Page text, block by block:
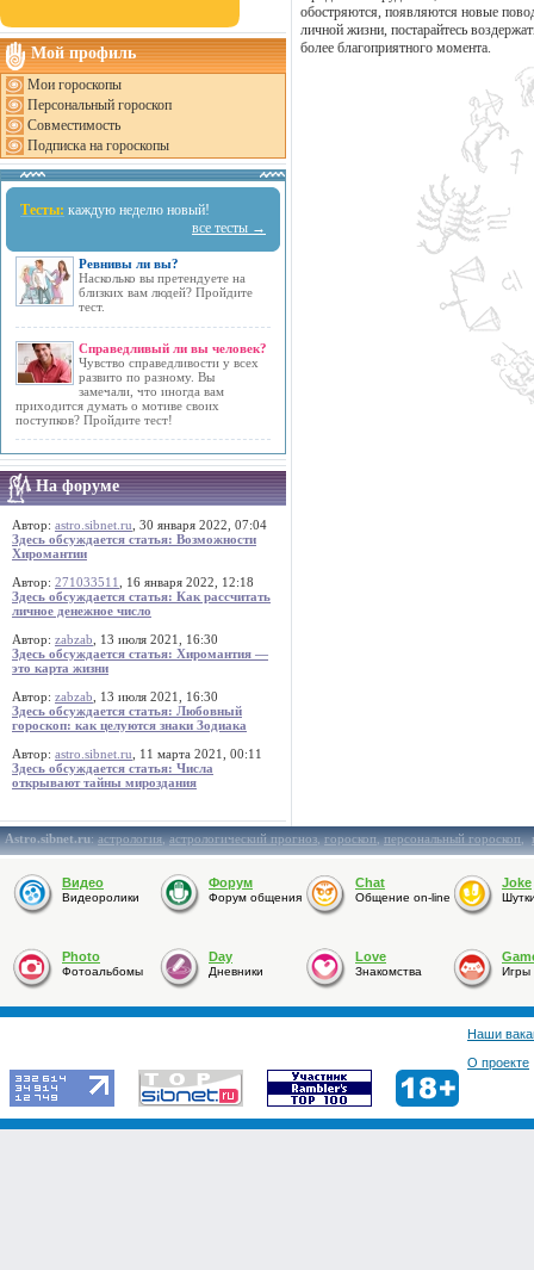
Мой профиль
Мои гороскопы
Персональный гороскоп
Совместимость
Подписка на гороскопы
Тесты: каждую неделю новый!
все тесты →
Ревнивы ли вы?
Насколько вы претендуете на
близких вам людей? Пройдите
тест.
Справедливый ли вы человек?
Чувство справедливости у всех
развито по разному. Вы
замечали, что иногда вам
приходится думать о мотиве своих
поступков? Пройдите тест!
На форуме
Автор: astro.sibnet.ru , 30 января 2022, 07:04
Здесь обсуждается статья: Возможности
Хиромантии
Автор: 271033511
, 16 января 2022, 12:18
Здесь обсуждается статья: Как рассчитать
личное денежное число
Автор: zabzab , 13 июля 2021, 16:30
Здесь обсуждается статья: Хиромантия —
это карта жизни
Автор: zabzab , 13 июля 2021, 16:30
Здесь обсуждается статья: Любовный
гороскоп: как целуются знаки Зодиака
Автор: astro.sibnet.ru , 11 марта 2021, 00:11
Здесь обсуждается статья: Числа
открывают тайны мироздания
обостряются, появляются новые
личной жизни, постарайтесь
более благоприятного момента.
Astro.sibnet.ru:астрология,астрологический прогноз,гороскоп,персональный гороскоп,
Видео
Видеоролики
Форум
Форум общения
Chat
Общение on-line
Joke
Photo
Фотоальбомы
Day
Дневники
Love
Знакомства Игры
Наши
О проекте